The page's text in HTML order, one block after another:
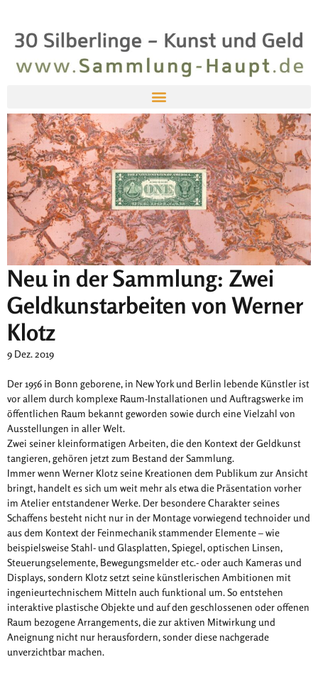
Neu in der Sammlung: Zwei
Geldkunstarbeiten von Werner
Klotz
9 Dez. 2019
Der 1956 in Bonn geborene, in New York und Berlin lebende Künstler ist
vor allem durch komplexe Raum-Installationen und Auftragswerke im
öffentlichen Raum bekannt geworden sowie durch eine Vielzahl von
Ausstellungen in aller Welt.
Zwei seiner kleinformatigen Arbeiten, die den Kontext der Geldkunst
tangieren, gehören jetzt zum Bestand der Sammlung.
Immer wenn Werner Klotz seine Kreationen dem Publikum zur Ansicht
bringt, handelt es sich um weit mehr als etwa die Präsentation vorher
im Atelier entstandener Werke. Der besondere Charakter seines
Schaffens besteht nicht nur in der Montage vorwiegend technoider und
aus dem Kontext der Feinmechanik stammender Elemente – wie
beispielsweise Stahl- und Glasplatten, Spiegel, optischen Linsen,
Steuerungselemente, Bewegungsmelder etc.- oder auch Kameras und
Displays, sondern Klotz setzt seine künstlerischen Ambitionen mit
ingenieurtechnischem Mitteln auch funktional um. So entstehen
interaktive plastische Objekte und auf den geschlossenen oder offenen
Raum bezogene Arrangements, die zur aktiven Mitwirkung und
Aneignung nicht nur herausfordern, sonder diese nachgerade
unverzichtbar machen.